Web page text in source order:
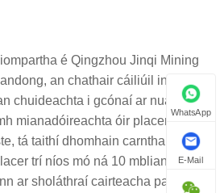
é Qingzhou Jinqi Mining
an chathair cáiliúil innealra
chuideachta i gcónaí ar nuálaíocht
mianadóireachta óir placer. Mar
tá taithí dhomhain carntha againn i
trí níos mó ná 10 mbliana de
ar sholáthraí cairteacha panning
WhatsApp
E-Mail